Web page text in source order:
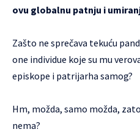
ovu globalnu patnju i
Zašto ne sprečava tekuću
one individue koje su mu
episkope i patrijarha samog?
Hm, možda, samo možda,
nema?